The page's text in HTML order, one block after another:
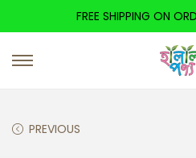
FREE SHIPPING ON
PREVIOUS